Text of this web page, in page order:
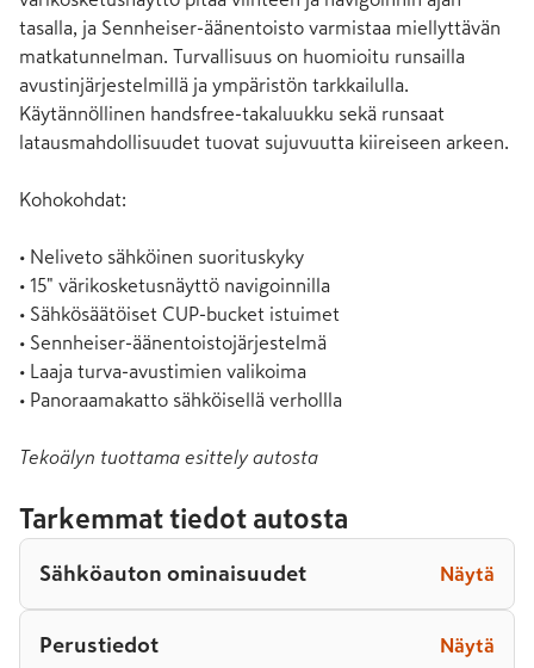
tasalla, ja Sennheiser-äänentoisto varmistaa miellyttävän
matkatunnelman. Turvallisuus on huomioitu runsailla
avustinjärjestelmillä ja ympäristön tarkkailulla.
Käytännöllinen handsfree-takaluukku sekä runsaat
latausmahdollisuudet tuovat sujuvuutta kiireiseen arkeen.
Kohokohdat:
• Neliveto sähköinen suorituskyky
• 15" värikosketusnäyttö navigoinnilla
• Sähkösäätöiset CUP-bucket istuimet
• Sennheiser-äänentoistojärjestelmä
• Laaja turva-avustimien valikoima
• Panoraamakatto sähköisellä verhollla
Tekoälyn tuottama esittely autosta
Tarkemmat tiedot autosta
Sähköauton ominaisuudet Näytä
Perustiedot Näytä